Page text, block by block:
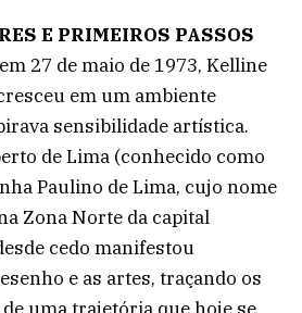
E PRIMEIROS PASSOS
27 de maio de 1973, Kelline
em um ambiente
sensibilidade artística.
de Lima (conhecido como
Paulino de Lima, cujo nome
Zona Norte da capital
cedo manifestou
e as artes, traçando os